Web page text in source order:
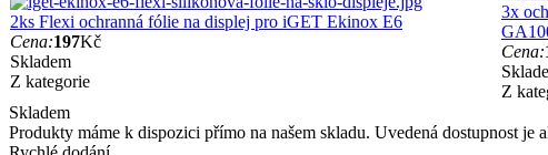
2ks Flexi ochranná fólie na displej pro iGET Ekinox E6
Cena:197Kč
Skladem
Z kategorie
3x
Cena:
Z
Skladem
Produkty máme k dispozici přímo na našem skladu. Uvedená dostupnost je